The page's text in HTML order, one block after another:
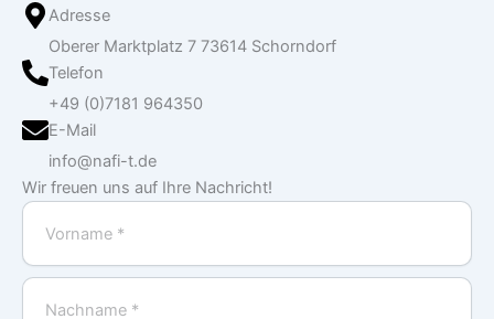
Adresse
Oberer Marktplatz 7 73614 Schorndorf
Telefon
+49 (0)7181 964350
E-Mail
info@nafi-t.de
Wir freuen uns auf Ihre Nachricht!
Vorname
Nachname